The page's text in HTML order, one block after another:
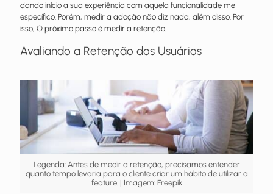
dando início a sua experiência com aquela funcionalidade me
específico. Porém, medir a adoção não diz nada, além disso. Por
isso, O próximo passo é medir a retenção.
Avaliando a Retenção dos Usuários
Legenda: Antes de medir a retenção, precisamos entender
quanto tempo levaria para o cliente criar um hábito de utilizar a
feature. | Imagem: Freepik